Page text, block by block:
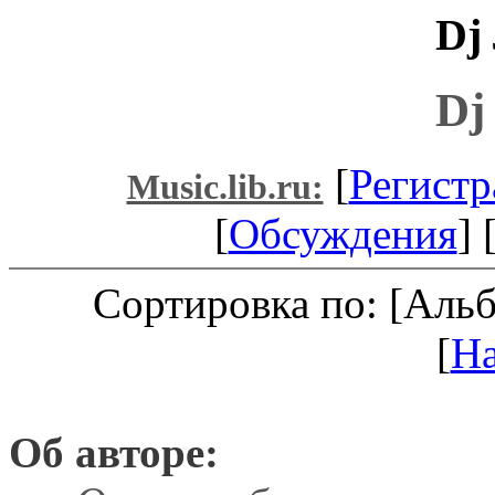
Dj
Music.lib.ru: [
[Обсуждения]
Сортировка по:
[
Об авторе: